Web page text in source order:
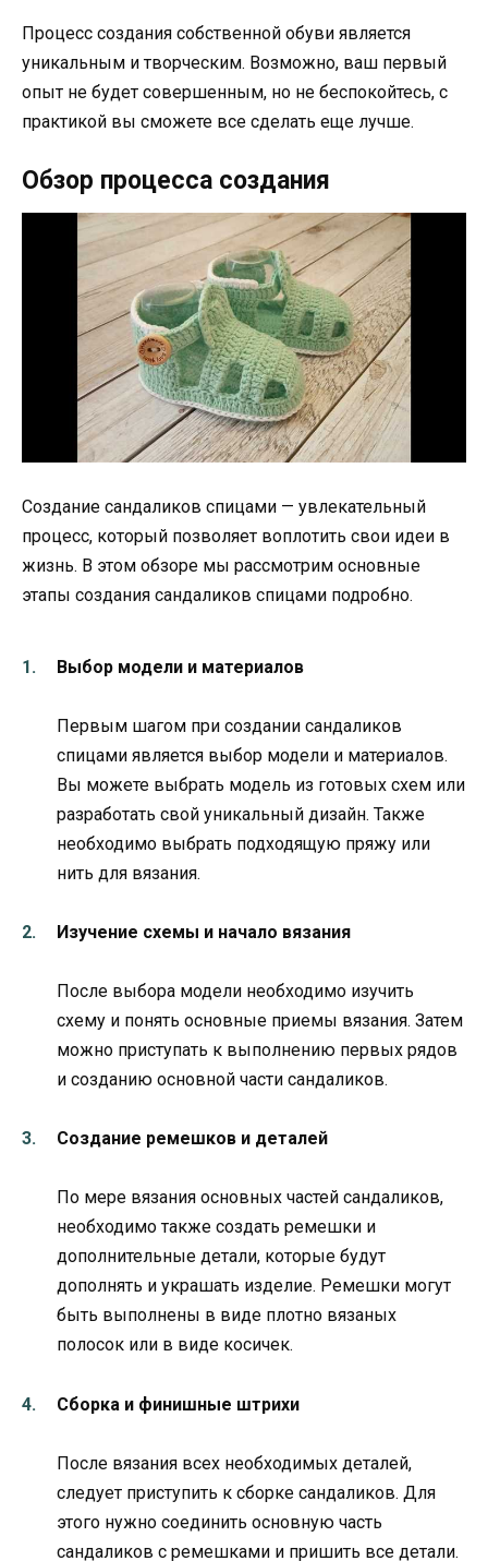
Процесс создания собственной обуви является
уникальным и творческим. Возможно, ваш первый
опыт не будет совершенным, но не беспокойтесь, с
практикой вы сможете все сделать еще лучше.
Обзор процесса создания
Создание сандаликов спицами — увлекательный
процесс, который позволяет воплотить свои идеи в
жизнь. В этом обзоре мы рассмотрим основные
этапы создания сандаликов спицами подробно.
Выбор модели и материалов
Первым шагом при создании сандаликов
спицами является выбор модели и материалов.
Вы можете выбрать модель из готовых схем или
разработать свой уникальный дизайн. Также
необходимо выбрать подходящую пряжу или
нить для вязания.
Изучение схемы и начало вязания
После выбора модели необходимо изучить
схему и понять основные приемы вязания. Затем
можно приступать к выполнению первых рядов
и созданию основной части сандаликов.
Создание ремешков и деталей
По мере вязания основных частей сандаликов,
необходимо также создать ремешки и
дополнительные детали, которые будут
дополнять и украшать изделие. Ремешки могут
быть выполнены в виде плотно вязаных
полосок или в виде косичек.
Сборка и финишные штрихи
После вязания всех необходимых деталей,
следует приступить к сборке сандаликов. Для
этого нужно соединить основную часть
сандаликов с ремешками и пришить все детали.